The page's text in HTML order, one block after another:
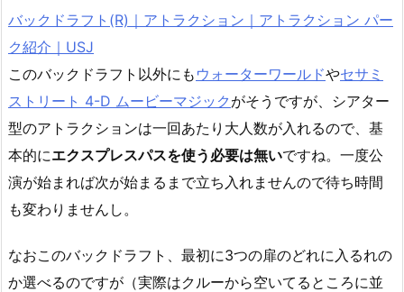
バックドラフト(R)｜アトラクション｜アトラクション パー
ク紹介｜USJ
このバックドラフト以外にも ウォーターワールドやセサミ
ストリート 4-D ムービーマジック がそうですが、シアター
型のアトラクションは一回あたり大人数が入れるので、基
本的にエクスプレスパスを使う必要は無いですね。一度公
演が始まれば次が始まるまで立ち入れませんので待ち時間
も変わりませんし。
なおこのバックドラフト、最初に3つの扉のどれに入るれの
か選べるのですが（実際はクルーから空いてるところに並